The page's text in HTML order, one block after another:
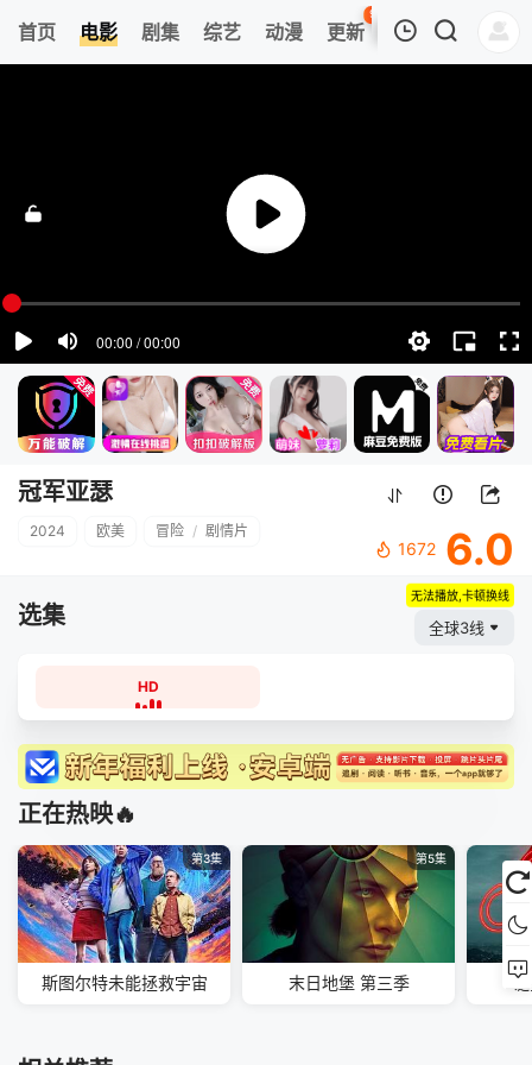
首页 电影 剧集 综艺 动漫 更新
96
热榜 APP
清空
冠军亚瑟
2024 欧美 冒险 / 剧情片
1672 6.0
选集
无法播放,卡顿换线
全球3线
HD
正在热映🔥
第3集
斯图尔特未能拯救宇宙
第5集
末日地堡 第三季